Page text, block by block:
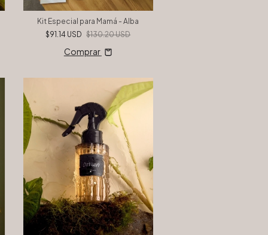
Kit Especial para Mamá - Alba
$91.14 USD $130.20 USD
Comprar